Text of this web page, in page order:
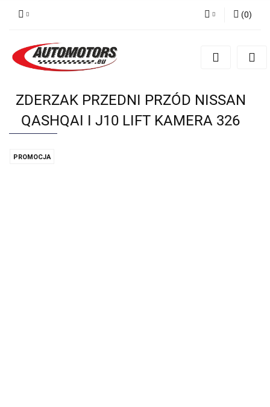
Zarejestruj się
(0)
ZDERZAK PRZEDNI PRZÓD NISSAN
QASHQAI I J10 LIFT KAMERA 326
PROMOCJA